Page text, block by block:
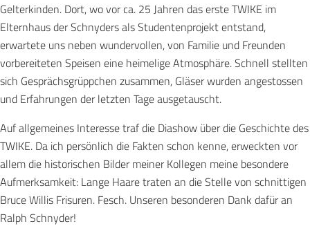
Gelterkinden. Dort, wo vor ca. 25 Jahren das erste TWIKE im
Elternhaus der Schnyders als Studentenprojekt entstand,
erwartete uns neben wundervollen, von Familie und Freunden
vorbereiteten Speisen eine heimelige Atmosphäre. Schnell stellten
sich Gesprächsgrüppchen zusammen, Gläser wurden angestossen
und Erfahrungen der letzten Tage ausgetauscht.
Auf allgemeines Interesse traf die Diashow über die Geschichte des
TWIKE. Da ich persönlich die Fakten schon kenne, erweckten vor
allem die historischen Bilder meiner Kollegen meine besondere
Aufmerksamkeit: Lange Haare traten an die Stelle von schnittigen
Bruce Willis Frisuren. Fesch. Unseren besonderen Dank dafür an
Ralph Schnyder!